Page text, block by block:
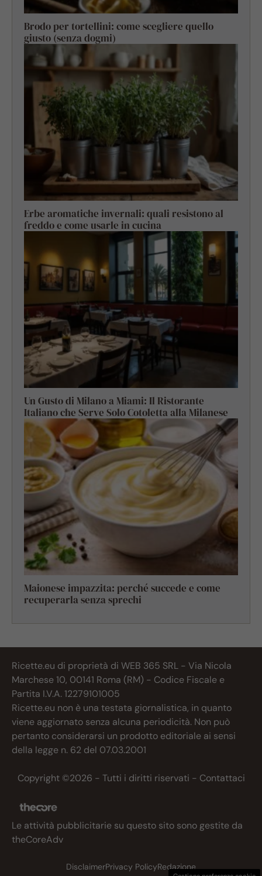
Brodo per tortellini: come scegliere quello
giusto (senza dogmi)
Erbe aromatiche invernali: quali resistono al
freddo e come usarle in cucina
Un Gusto di Milano a Miami: Il Ristorante
Italiano che Serve Solo Cotoletta alla Milanese
Maionese impazzita: perché succede e come
recuperarla senza sprechi
Ricette.eu di proprietà di WEB 365 SRL - Via Nicola
Marchese 10, 00141 Roma (RM) - Codice Fiscale e
Partita I.V.A. 12279101005
Ricette.eu non è una testata giornalistica, in quanto
viene aggiornato senza alcuna periodicità. Non può
pertanto considerarsi un prodotto editoriale ai sensi
della legge n. 62 del 07.03.2001
Copyright ©2026 - Tutti i diritti riservati - Contattaci
Le attività pubblicitarie su questo sito sono gestite da
theCoreAdv
DisclaimerPrivacy PolicyRedazione